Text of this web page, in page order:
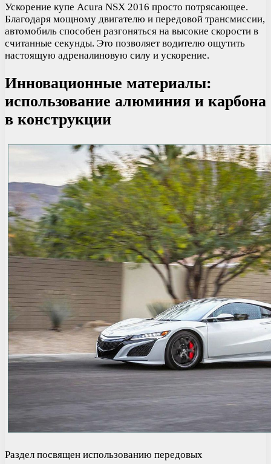
Ускорение купе Acura NSX 2016 просто потрясающее.
Благодаря мощному двигателю и передовой трансмиссии,
автомобиль способен разгоняться на высокие скорости в
считанные секунды. Это позволяет водителю ощутить
настоящую адреналиновую силу и ускорение.
Инновационные материалы:
использование алюминия и карбона
в конструкции
Раздел посвящен использованию передовых